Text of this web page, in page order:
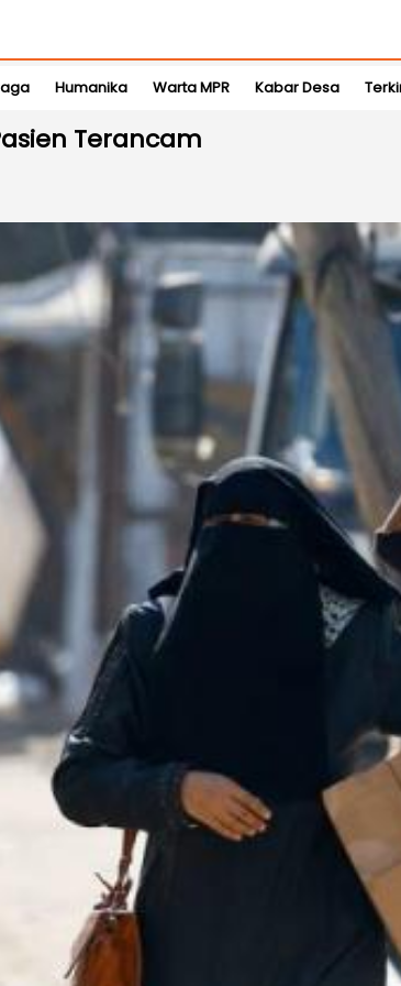
Humanika Warta MPR Kabar Desa
Terancam